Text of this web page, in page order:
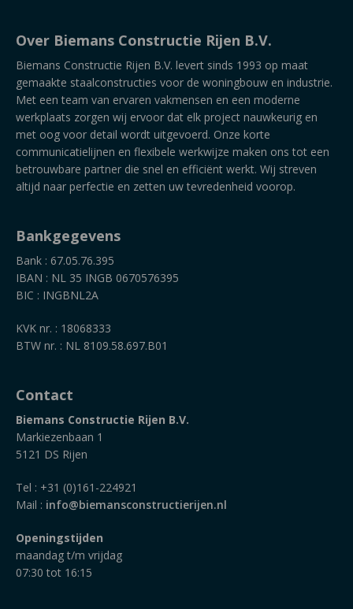
Over Biemans Constructie Rijen B.V.
Biemans Constructie Rijen B.V. levert sinds 1993 op maat
gemaakte staalconstructies voor de woningbouw en industrie.
Met een team van ervaren vakmensen en een moderne
werkplaats zorgen wij ervoor dat elk project nauwkeurig en
met oog voor detail wordt uitgevoerd. Onze korte
communicatielijnen en flexibele werkwijze maken ons tot een
betrouwbare partner die snel en efficiënt werkt. Wij streven
altijd naar perfectie en zetten uw tevredenheid voorop.
Bankgegevens
Bank : 67.05.76.395
IBAN : NL 35 INGB 0670576395
BIC : INGBNL2A
KVK nr. : 18068333
BTW nr. : NL 8109.58.697.B01
Contact
Biemans Constructie Rijen B.V.
Markiezenbaan 1
5121 DS Rijen
Tel : +31 (0)161-224921
Mail : info@biemansconstructierijen.nl
Openingstijden
maandag t/m vrijdag
07:30 tot 16:15